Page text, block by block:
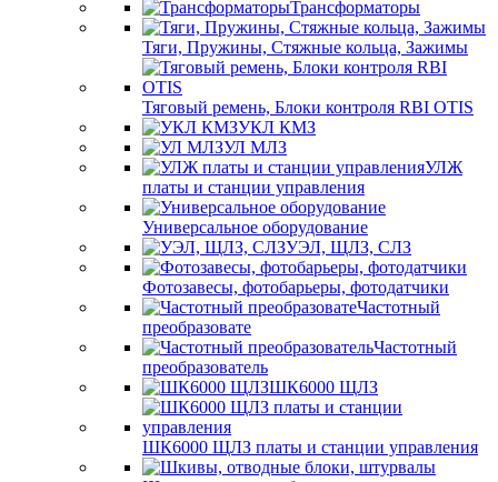
Трансформаторы
Тяги, Пружины, Стяжные кольца, Зажимы
Тяговый ремень, Блоки контроля RBI OTIS
УКЛ КМЗ
УЛ МЛЗ
УЛЖ
платы и станции управления
Универсальное оборудование
УЭЛ, ЩЛЗ, СЛЗ
Фотозавесы, фотобарьеры, фотодатчики
Частотный
преобразовате
Частотный
преобразователь
ШК6000 ЩЛЗ
ШК6000 ЩЛЗ платы и станции управления